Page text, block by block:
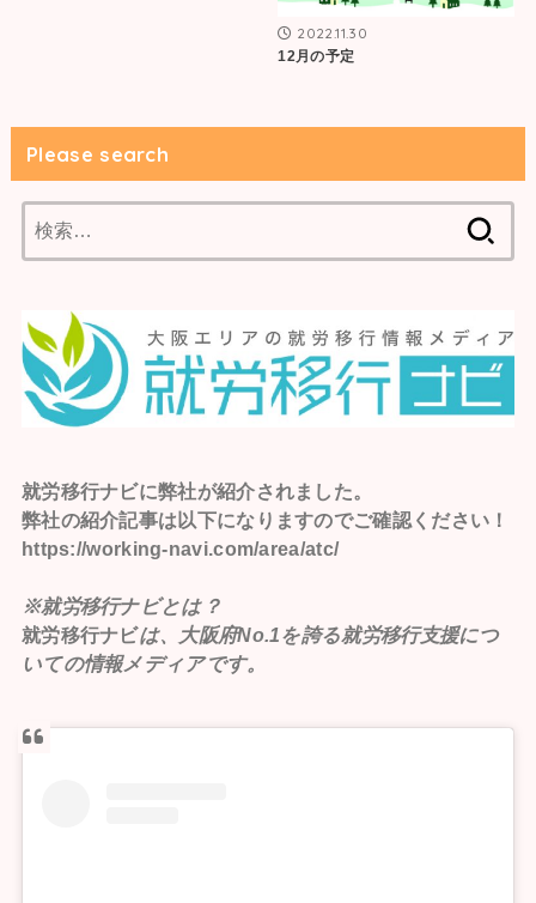
2022.11.30
12月の予定
Please search
索:
就労移行ナビに弊社が紹介されました。
弊社の紹介記事は以下になりますのでご確認ください！
https://working-navi.com/area/atc/
※就労移行ナビとは？
就労移行ナビは、大阪府No.1を誇る就労移行支援につ
いての情報メディアです。